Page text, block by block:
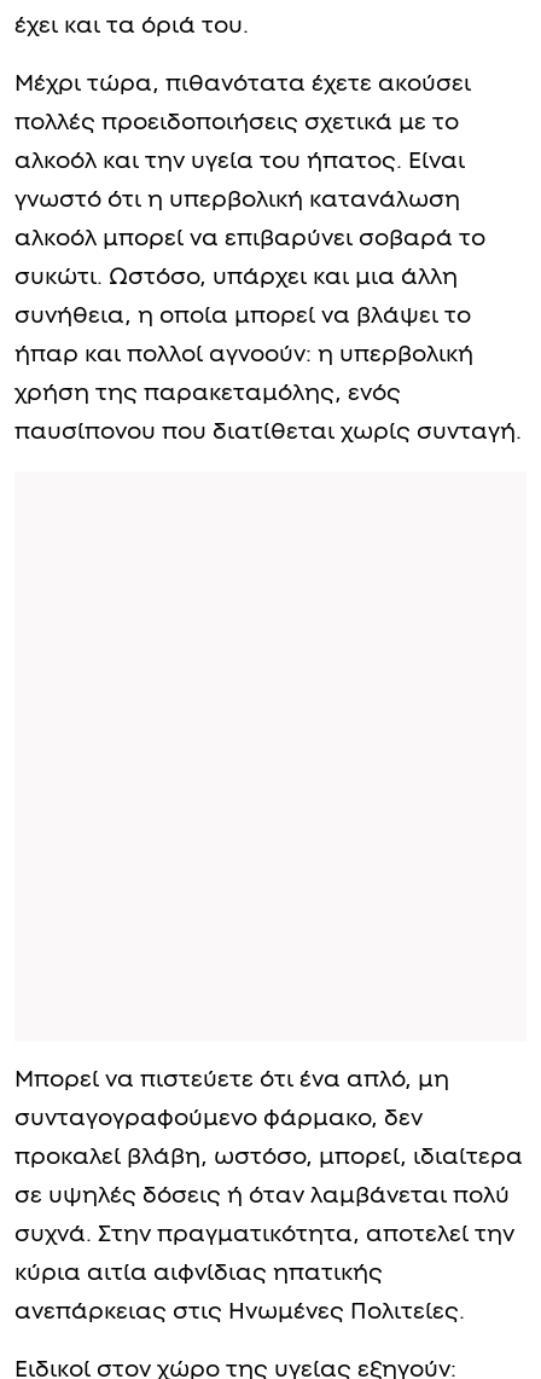
έχει και τα όριά του.
Μέχρι τώρα, πιθανότατα έχετε ακούσει
πολλές προειδοποιήσεις σχετικά με το
αλκοόλ και την υγεία του ήπατος. Είναι
γνωστό ότι η υπερβολική κατανάλωση
αλκοόλ μπορεί να επιβαρύνει σοβαρά το
συκώτι. Ωστόσο, υπάρχει και μια άλλη
συνήθεια, η οποία μπορεί να βλάψει το
ήπαρ και πολλοί αγνοούν: η υπερβολική
χρήση της παρακεταμόλης, ενός
παυσίπονου που διατίθεται χωρίς συνταγή.
Μπορεί να πιστεύετε ότι ένα απλό, μη
συνταγογραφούμενο φάρμακο, δεν
προκαλεί βλάβη, ωστόσο, μπορεί, ιδιαίτερα
σε υψηλές δόσεις ή όταν λαμβάνεται πολύ
συχνά. Στην πραγματικότητα, αποτελεί την
κύρια αιτία αιφνίδιας ηπατικής
ανεπάρκειας στις Ηνωμένες Πολιτείες.
Ειδικοί στον χώρο της υγείας εξηγούν: